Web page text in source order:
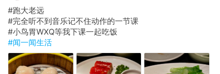
#跑大老远
#完全听不到音乐记不住动作的一节课
#小鸟胃WXQ等我下课一起吃饭
#闻一闻生活